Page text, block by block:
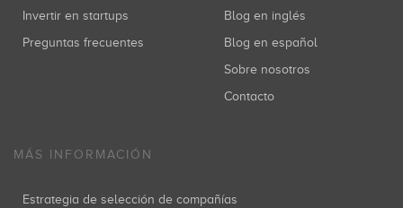
Invertir en startups
Preguntas frecuentes
Blog en inglés
Blog en español
Sobre nosotros
Contacto
MÁS INFORMACIÓN
Estrategia de selección de compañías